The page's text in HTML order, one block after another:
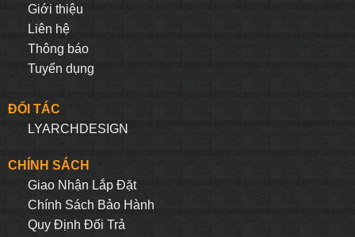
Giới thiệu
Liên hệ
Thông báo
Tuyển dụng
ĐỐI TÁC
LYARCHDESIGN
CHÍNH SÁCH
Giao Nhận Lắp Đặt
Chính Sách Bảo Hành
Quy Định Đối Trả